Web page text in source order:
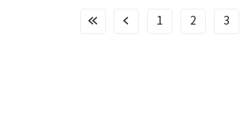
처
이
1 2 3